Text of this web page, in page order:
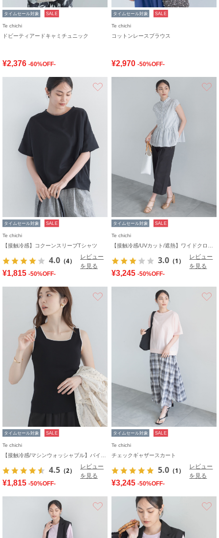
タイムセール対象 SALE
Te chichi
ドビーティアードキャミチュニック
¥2,376 -60%OFF-
タイムセール対象 SALE
Te chichi
コットンレースブラウス
¥2,970 -50%OFF-
タイムセール対象 SALE
Te chichi
【接触冷感】コクーンスリーブTシャツ
4.0 （4）
レビュー
を見る
¥1,815 -50%OFF-
タイムセール対象 SALE
Te chichi
3.0 （1）
レビュー
を見る
¥3,245 -50%OFF-
タイムセール対象 SALE
Te chichi
4.5 （2）
レビュー
を見る
¥1,815 -50%OFF-
タイムセール対象 SALE
Te chichi
チェックギャザースカート
5.0 （1）
レビュー
を見る
¥3,245 -50%OFF-
お気に入り